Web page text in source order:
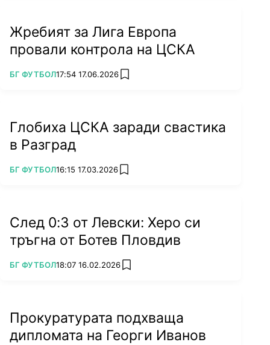
Жребият за Лига Европа
провали контрола на ЦСКА
ПОВЕЧЕ ОТ
БГ ФУТБОЛ17:54 17.06.2026 add favorites
Глобиха ЦСКА заради свастика
в Разград
ПОВЕЧЕ ОТ
БГ ФУТБОЛ16:15 17.03.2026 add favorites
След 0:3 от Левски: Херо си
тръгна от Ботев Пловдив
ПОВЕЧЕ ОТ
БГ ФУТБОЛ18:07 16.02.2026 add favorites
Прокуратурата подхваща
дипломата на Георги Иванов